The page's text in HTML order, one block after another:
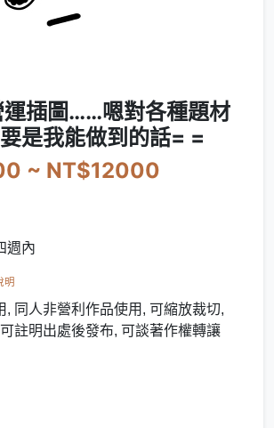
運插圖……嗯對各種題材
是我能做到的話= =
~ NT$12000
週內
明
, 同人非營利作品使用, 可縮放裁切,
註明出處後發布, 可談著作權轉讓